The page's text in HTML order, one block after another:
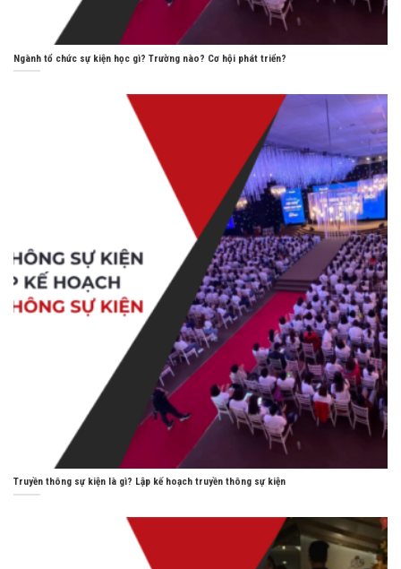
Ngành tổ chức sự kiện học gì? Trường nào? Cơ hội phát triển?
Truyền thông sự kiện là gì? Lập kế hoạch truyền thông sự kiện